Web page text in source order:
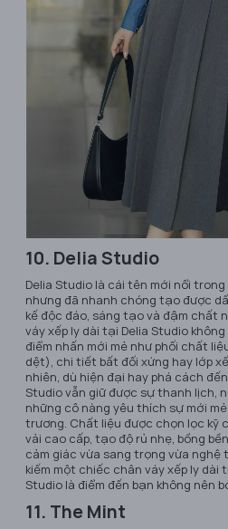
10. Delia Studio
Delia Studio là cái tên mới nổi
nhưng đã nhanh chóng tạo được
kế độc đáo, sáng tạo và đậm chất
váy xếp ly dài tại Delia Studio
điểm nhấn mới mẻ như phối chất
dệt), chi tiết bất đối xứng hay lớp
nhiên, dù hiện đại hay phá cách
Studio vẫn giữ được sự thanh lịch,
những cô nàng yêu thích sự mới
trương. Chất liệu được chọn lọc kỹ
vải cao cấp, tạo độ rủ nhẹ, bồng
cảm giác vừa sang trọng vừa nghệ
kiếm một chiếc chân váy xếp ly dài
Studio là điểm đến bạn không nên
11. The Mint